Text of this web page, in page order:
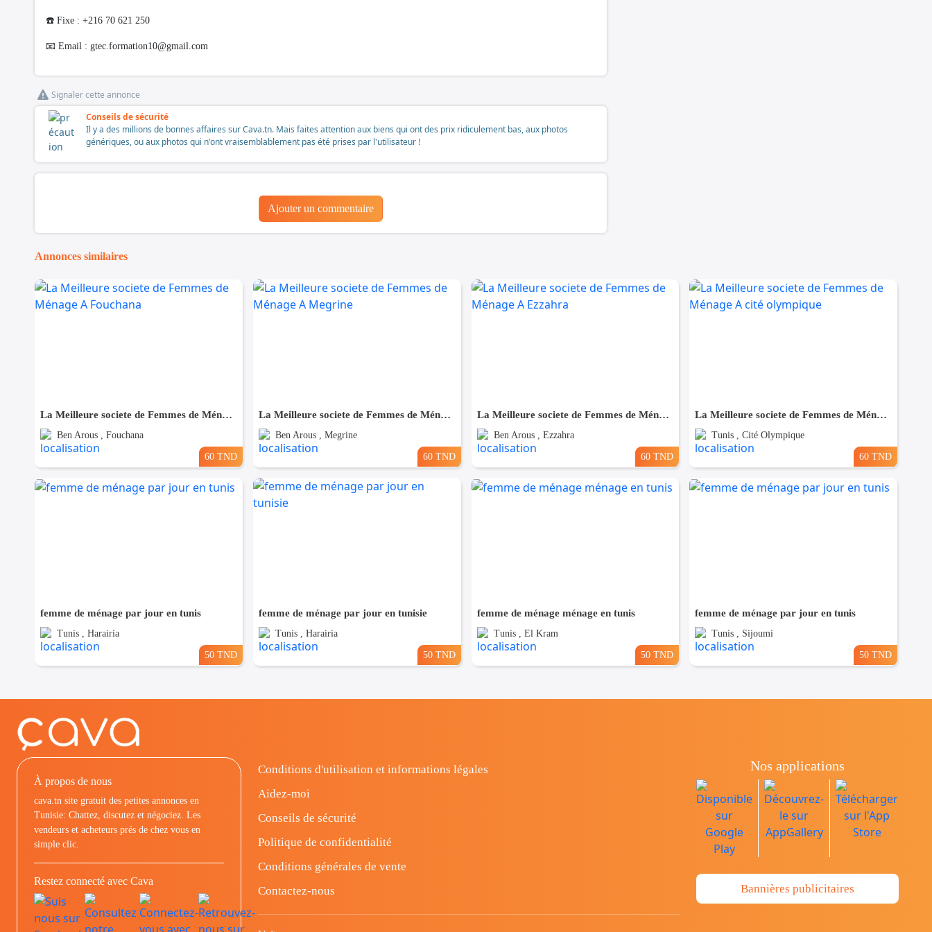
☎️ Fixe : +216 70 621 250
📧 Email : gtec.formation10@gmail.com
Signaler cette annonce
Conseils de sécurité
Il y a des millions de bonnes affaires sur Cava.tn. Mais faites attention aux biens qui ont des prix ridiculement bas, aux photos
génériques, ou aux photos qui n'ont vraisemblablement pas été prises par l'utilisateur !
Ajouter un commentaire
Annonces similaires
La Meilleure societe de Femmes de Ménage A Fouchana
Ben Arous , Fouchana
60 TND
La Meilleure societe de Femmes de Ménage A Megrine
Ben Arous , Megrine
60 TND
La Meilleure societe de Femmes de Ménage A Ezzahra
Ben Arous , Ezzahra
60 TND
La Meilleure societe de Femmes de Ménage A cité olympique
Tunis , Cité Olympique
60 TND
femme de ménage par jour en tunis
Tunis , Harairia
50 TND
femme de ménage par jour en tunisie
Tunis , Harairia
50 TND
femme de ménage ménage en tunis
Tunis , El Kram
50 TND
femme de ménage par jour en tunis
Tunis , Sijoumi
50 TND
À propos de nous
cava.tn site gratuit des petites annonces en
Tunisie: Chattez, discutez et négociez. Les
vendeurs et acheteurs prés de chez vous en
simple clic.
Restez connecté avec Cava
Conditions d'utilisation et informations légales
Aidez-moi
Conseils de sécurité
Politique de confidentialité
Conditions générales de vente
Contactez-nous
Nos applications
Bannières publicitaires